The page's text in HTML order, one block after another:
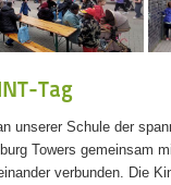
Tag
unserer Schule der
Towers gemeinsam
verbunden. Die